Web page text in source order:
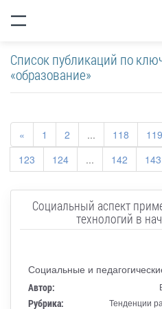
Список публикаций по
«образование»
« 1 2 ... 118 119
123
124 ... 142 143
Социальный аспект
технологий в
Социальные и
Автор:
Рубрика: Тенденции